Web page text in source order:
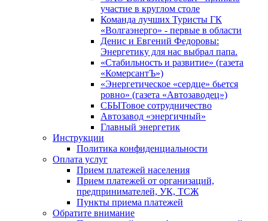
участие в круглом столе
Команда лучших Туристы ГК
«Волгаэнерго» - первые в области
Денис и Евгений Федоровы:
Энергетику для нас выбрал папа.
«Стабильность и развитие» (газета
«КомерсантЪ»)
«Энергетическое «сердце» бьется
ровно» (газета «Автозаводец»)
СБЫТовое сотрудничество
Автозавод «энергичный»
Главный энергетик
Инструкции
Политика конфиденциальности
Оплата услуг
Прием платежей населения
Прием платежей от организаций,
предпринимателей, УК, ТСЖ
Пункты приема платежей
Обратите внимание